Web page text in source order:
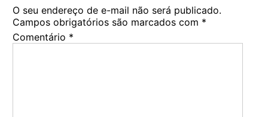
O seu endereço de e-mail não será publicado.
Campos obrigatórios são marcados com *
Comentário *